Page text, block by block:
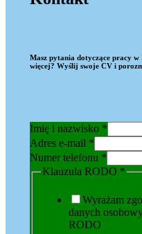
Masz pytania dotyczące pracy w
więcej? Wyślij swoje CV i
Imię i nazwisko *
Klauzula
Adres
RODO
Adres e-mail *
Numer telefonu *
Klauzula RODO *
Wyrażam
danych
RODO